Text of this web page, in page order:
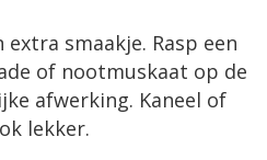
smaakje. Rasp een
of nootmuskaat op de
afwerking. Kaneel of
lekker.